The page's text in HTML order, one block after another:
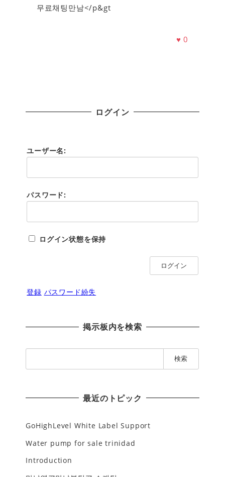
무료채팅만남</p&gt
♥0
ログイン
ユーザー名:
パスワード:
ログイン状態を保持
ログイン
登録 パスワード紛失
掲示板内を検索
索
最近のトピック
GoHighLevel White Label Support
Water pump for sale trinidad
Introduction